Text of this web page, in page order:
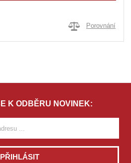
Porovnání
K ODBĚRU NOVINEK:
PŘIHLÁSIT